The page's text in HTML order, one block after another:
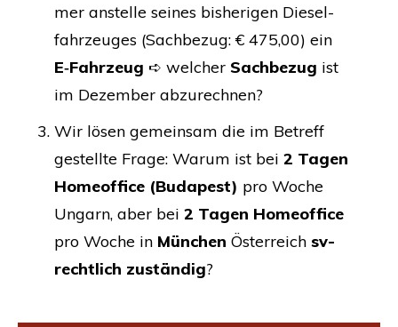
mer anstel­le sei­nes bis­he­ri­gen Die­sel­
fahr­zeu­ges (Sach­be­zug: € 475,00) ein
E‑Fahrzeug ➪ wel­cher Sach­be­zug ist
im Dezem­ber abzurechnen?
Wir lösen gemein­sam die im Betreff
gestell­te Fra­ge: War­um ist bei 2 Tagen
Home­of­fice (Buda­pest) pro Woche
Ungarn, aber bei 2 Tagen Home­of­fice
pro Woche in Mün­chen Öster­reich sv-
recht­lich zustän­dig?